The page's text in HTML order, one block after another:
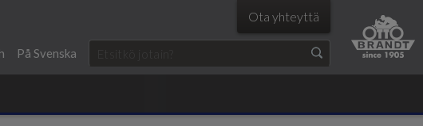
Ota yhteyttä
På Svenska